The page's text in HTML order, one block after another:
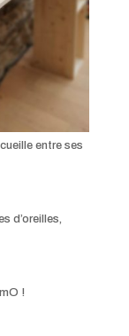
entre ses
d’oreilles,
!